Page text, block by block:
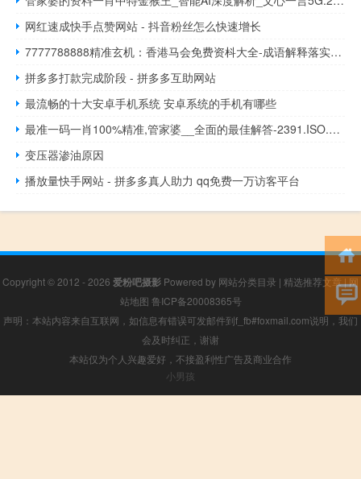
网红速成快手点赞网站 - 抖音粉丝怎么快速增长
7777788888精准玄机：香港马会免费资枓大全-成语解释落实-1391.3D.A240
拼多多打款完成阶段 - 拼多多互助网站
最流畅的十大安卓手机系统 安卓系统的手机有哪些
最准一码一肖100%精准,管家婆__全面的最佳解答-2391.ISO.534
变压器渗油原因
播放量快手网站 - 拼多多真人助力 qq免费一万访客平台
Copyright © 2012 - 2026 爱粉吧摄影 Powered by 网站分类目录 | 精选推荐文章|网
站地图 鲁ICP备20008365号
声明：本站内容来自互联网，如信息有错误可发邮件到f_fb#foxmail.com说明，我们
会及时纠正，谢谢
本站仅为个人兴趣爱好，不接盈利性广告及商业合作
小男孩